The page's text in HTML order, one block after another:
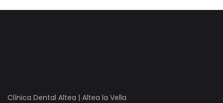
Clínica Dental Altea | Altea la Vella